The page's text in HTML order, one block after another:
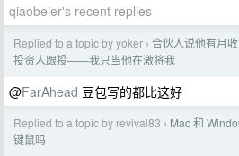
qiaobeier's recent replies
Replied to a topic by yoker › 合伙人说他有月
投资人跟投——我只当他在激将我
@FarAhead 豆包写的都比这好
Replied to a topic by revival83 › Mac 和
键鼠吗